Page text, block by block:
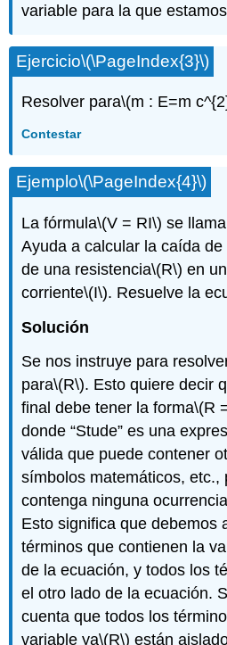
variable para la que
Ejercicio\(\PageIndex{3}\)
Resolver para\(m : E=m
Contestar
Ejemplo\(\PageIndex{4}\)
La fórmula\(V = RI\) se
Ayuda a calcular la caída de
de una resistencia\(R\) en
corriente\(I\). Resuelve la
Solución
Se nos instruye para
para\(R\). Esto quiere decir
final debe tener la forma\(R
donde “Stude” es una
válida que puede contener
símbolos matemáticos, etc.,
contenga ninguna
Esto significa que debemos
términos que contienen la
de la ecuación, y todos los
el otro lado de la ecuación.
cuenta que todos los
variable ya\(R\) están